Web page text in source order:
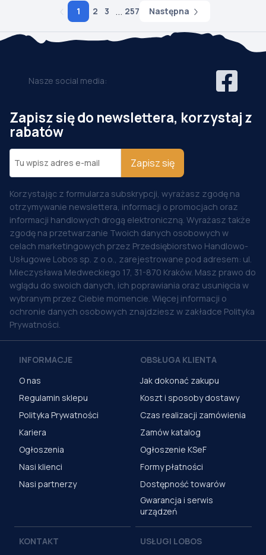
1 2 3 ... 257 Następna
Nasze social media:
Zapisz się do newslettera, korzystaj z
rabatów
Zapisz się
Korzystając z formularza subskrypcji, wyrażasz zgodę na
otrzymywanie newslettera, informacji o promocjach oraz
informacji handlowych drogą elektroniczną. Wyrażasz także
zgodę na przetwarzanie Twoich danych osobowych w
celach marketingowych przez Przedsiębiorstwo Handlowo-
Usługowe Lobos sp. z o.o., zarejestrowane pod adresem: ul.
Mieczysława Medweckiego 17, 31-870 Kraków. Masz prawo do
wglądu do swoich danych, ich poprawiania oraz usunięcia w
wybranym przez Ciebie momencie. Więcej informacji o
ochronie danych osobowych znajdziesz w zakładce Polityka
Prywatności.
INFORMACJE
O nas
Regulamin sklepu
Polityka Prywatności
Kariera
Ogłoszenia
Nasi klienci
Nasi partnerzy
OBSŁUGA KLIENTA
Jak dokonać zakupu
Koszt i sposoby dostawy
Czas realizacji zamówienia
Zamów katalog
Ogłoszenie KSeF
Formy płatności
Dostępność towarów
Gwarancja i serwis
urządzeń
KONTAKT
USŁUGI LOBOS